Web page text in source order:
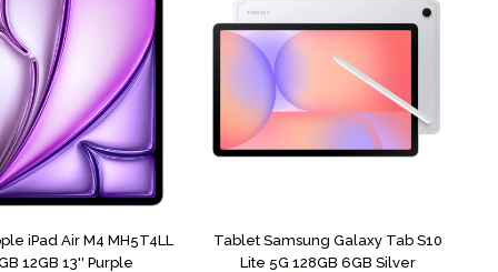
iPad Air M4 MH5T4LL
12GB 13'' Purple
Tablet Samsung Galaxy Tab S10
Lite 5G 128GB 6GB Silver